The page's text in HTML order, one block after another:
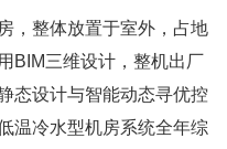
，整体放置于室外，占地
BIM三维设计，整机出厂
态设计与智能动态寻优控
温冷水型机房系统全年综